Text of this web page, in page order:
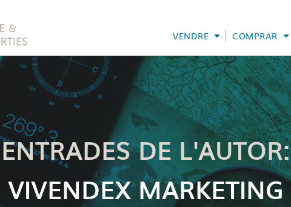
VENDRE COMPRAR
ENTRADES DE L'AUTOR:
VIVENDEX MARKETING